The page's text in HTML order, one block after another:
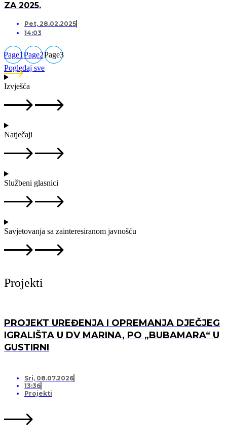
ZA 2025.
Pet, 28.02.2025
14:03
Page1Page2Page3
Pogledaj sve
Izvješća
Natječaji
Službeni glasnici
Savjetovanja sa zainteresiranom javnošću
Projekti
PROJEKT UREĐENJA I OPREMANJA DJEČJEG
IGRALIŠTA U DV MARINA, PO „BUBAMARA“ U
GUSTIRNI
Sri, 08.07.2026
13:36
Projekti